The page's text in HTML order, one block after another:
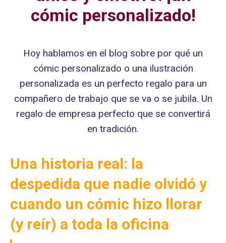
cómic personalizado!
Hoy hablamos en el blog sobre por qué un
cómic personalizado o una ilustración
personalizada es un perfecto regalo para un
compañero de trabajo que se va o se jubila. Un
regalo de empresa perfecto que se convertirá
en tradición.
Una historia real: la
despedida que nadie olvidó y
cuando un cómic hizo llorar
(y reír) a toda la oficina